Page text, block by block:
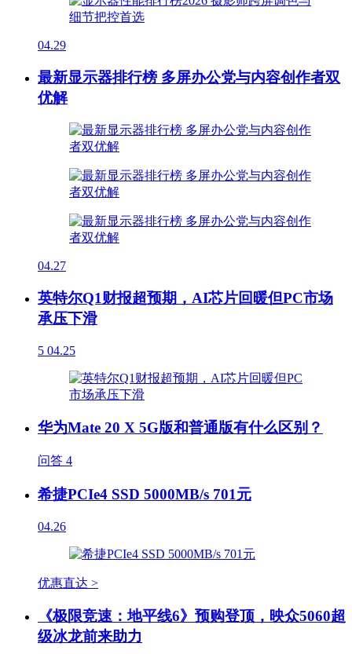
04.29
最新显示器排行榜 多屏办公党与内容创作者双
优解
04.27
英特尔Q1财报超预期，AI芯片回暖但PC市场
承压下滑
5 04.25
华为Mate 20 X 5G版和普通版有什么区别？
问答 4
希捷PCIe4 SSD 5000MB/s 701元
04.26
优惠直达 >
《极限竞速：地平线6》预购登顶，映众5060超
级冰龙前来助力